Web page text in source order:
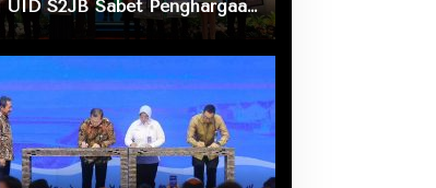
UID S2JB Sabet Penghargaan
Accident